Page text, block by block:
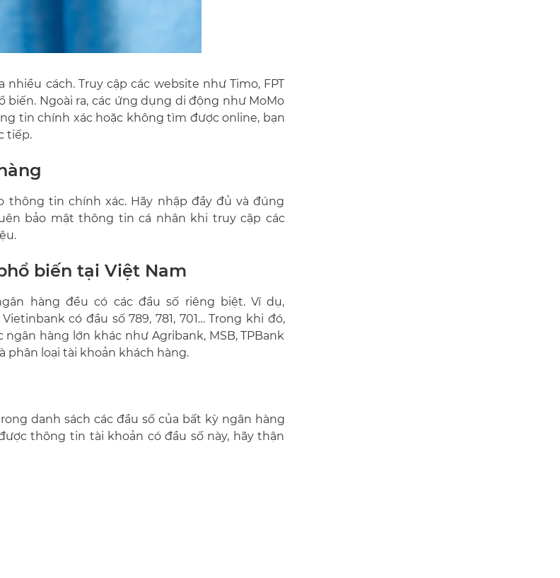
cách. Truy cập các website như Timo, FPT
Ngoài ra, các ứng dụng di động như MoMo
tin chính xác hoặc không tìm được online, bạn
tiếp.
tin chính xác. Hãy nhập đầy đủ và đúng
bảo mật thông tin cá nhân khi truy cập các
biến tại Việt Nam
hàng đều có các đầu số riêng biệt. Ví dụ,
có đầu số 789, 781, 701… Trong khi đó,
ngân hàng lớn khác như Agribank, MSB, TPBank
phân loại tài khoản khách hàng.
danh sách các đầu số của bất kỳ ngân hàng
thông tin tài khoản có đầu số này, hãy thận